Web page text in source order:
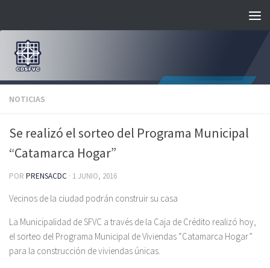
NOTICIAS
Se realizó el sorteo del Programa Municipal
“Catamarca Hogar”
POR PRENSACDC · 1 JUNIO, 2016
Vecinos de la ciudad podrán construir su casa
La Municipalidad de SFVC a través de la Caja de Crédito realizó hoy,
el sorteo del Programa Municipal de Viviendas “Catamarca Hogar”
para la construcción de viviendas únicas.